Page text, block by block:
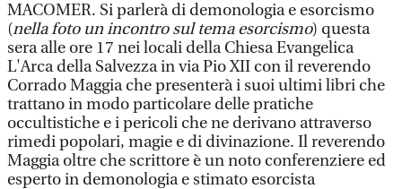
MACOMER. Si parlerà di demonologia e esorcismo
(nella foto un incontro sul tema esorcismo) questa
sera alle ore 17 nei locali della Chiesa Evangelica
L'Arca della Salvezza in via Pio XII con il reverendo
Corrado Maggia che presenterà i suoi ultimi libri che
trattano in modo particolare delle pratiche
occultistiche e i pericoli che ne derivano attraverso
rimedi popolari, magie e di divinazione. Il reverendo
Maggia oltre che scrittore è un noto conferenziere ed
esperto in demonologia e stimato esorcista